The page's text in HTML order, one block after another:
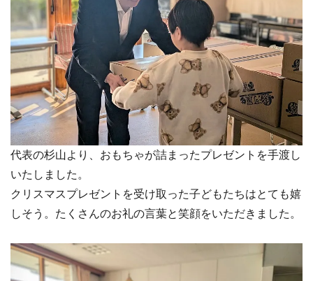
代表の杉山より、おもちゃが詰まったプレゼントを手渡し
いたしました。
クリスマスプレゼントを受け取った子どもたちはとても嬉
しそう。たくさんのお礼の言葉と笑顔をいただきました。